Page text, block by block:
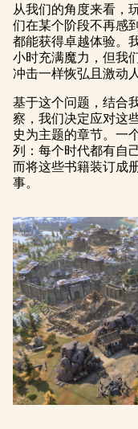
从我们的角度来看，
们在某个阶段不再感
都能获得卓越体验。
小时充满魔力，但我
冲击一样恢弘且激动
基于这个问题，结合
察，我们决定应对这
史为主题的章节。一
列：每个时代都有自
而将这些书籍装订成
事。